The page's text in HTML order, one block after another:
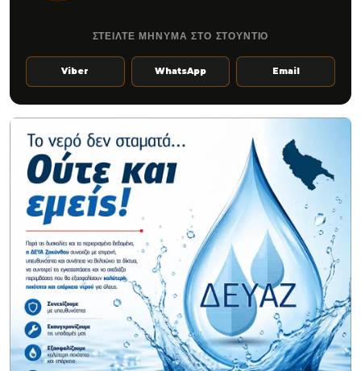
ΣΤΕΙΛΤΕ ΜΗΝΥΜΑ ΣΤΟ ΣΤΟΥΝΤΙΟ
Viber WhatsApp Email